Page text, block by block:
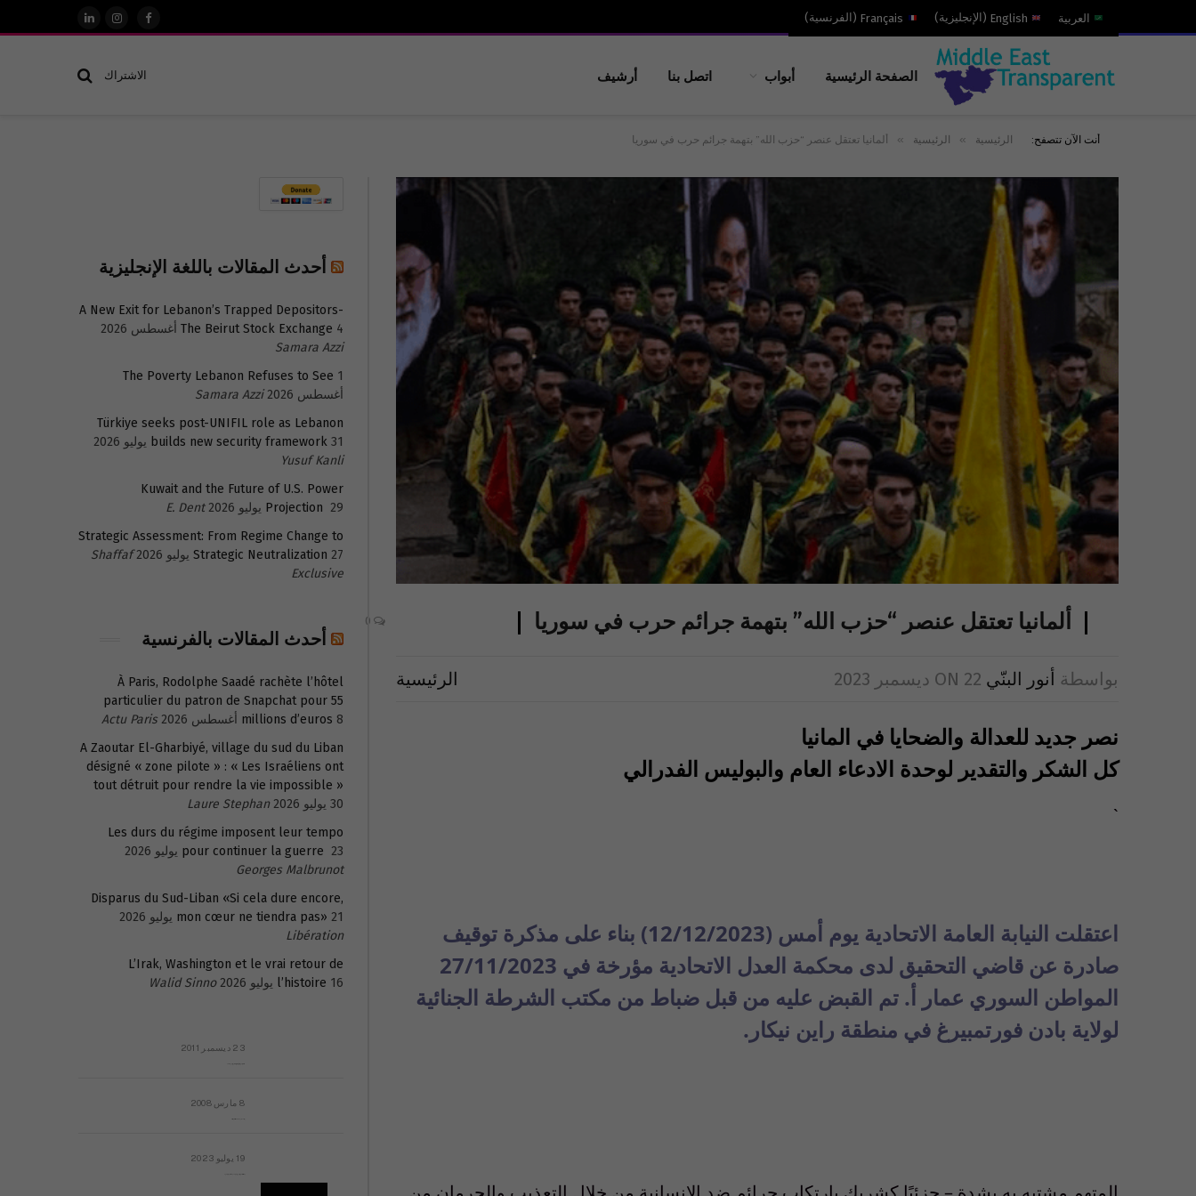
العربية English
( الإنجليزية)
Français
( الفرنسية)
فيسبوكالانستغرام
لينكدإن
الصفحة الرئيسية أبواب اتصل بنا أرشيف الاشتراك
أنت الآن تتصفح: الرئيسية » الرئيسية » ألمانيا تعتقل عنصر “حزب الله” بتهمة جرائم حرب في سوريا
ألمانيا تعتقل عنصر “حزب الله” بتهمة جرائم حرب في سوريا
بواسطة أنور البنّي ON 22 ديسمبر 2023 الرئيسية
نصر جديد للعدالة والضحايا في المانيا
كل الشكر والتقدير لوحدة الادعاء العام والبوليس الفدرالي
`
اعتقلت النيابة العامة الاتحادية يوم أمس (12/12/2023) بناء على مذكرة توقيف
صادرة عن قاضي التحقيق لدى محكمة العدل الاتحادية مؤرخة في 27/11/2023
المواطن السوري عمار أ. تم القبض عليه من قبل ضباط من مكتب الشرطة الجنائية
لولاية بادن فورتمبيرغ في منطقة راين نيكار.
أحدث المقالات باللغة الإنجليزية
A New Exit for Lebanon’s Trapped Depositors-
The Beirut Stock Exchange 4 أغسطس 2026
Samara Azzi
The Poverty Lebanon Refuses to See 1
أغسطس 2026
Samara Azzi
Türkiye seeks post-UNIFIL role as Lebanon
builds new security framework 31 يوليو 2026
Yusuf Kanli
Kuwait and the Future of U.S. Power
Projection 29 يوليو 2026
E. Dent
Strategic Assessment: From Regime Change to
Strategic Neutralization 27 يوليو 2026
Shaffaf
Exclusive
أحدث المقالات بالفرنسية
À Paris, Rodolphe Saadé rachète l’hôtel
particulier du patron de Snapchat pour 55
millions d’euros 8 أغسطس 2026
Actu Paris
A Zaoutar El-Gharbiyé, village du sud du Liban
désigné « zone pilote » : « Les Israéliens ont
tout détruit pour rendre la vie impossible »
30 يوليو 2026
Laure Stephan
Les durs du régime imposent leur tempo
pour continuer la guerre 23 يوليو 2026
Georges Malbrunot
Disparus du Sud-Liban «Si cela dure encore,
mon cœur ne tiendra pas» 21 يوليو 2026
Libération
L’Irak, Washington et le vrai retour de
l’histoire 16 يوليو 2026 Walid Sinno
23 ديسمبر 2011
8 مارس 2008
19 يوليو 2023